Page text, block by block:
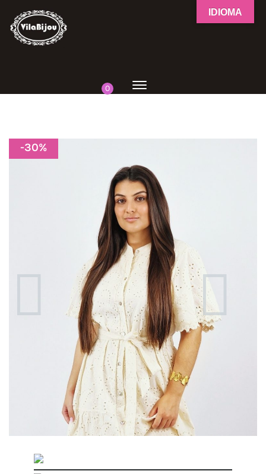
0
-30%
IDIOMA